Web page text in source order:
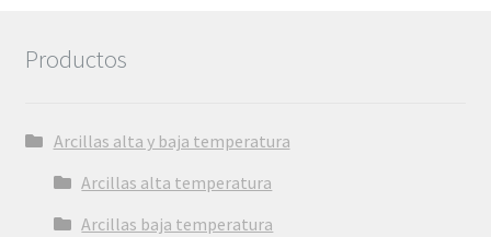
Productos
Arcillas alta y baja temperatura
Arcillas alta temperatura
Arcillas baja temperatura